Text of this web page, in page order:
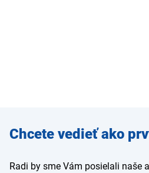
Zadajte
e-mail
Chcete vedieť ako
Radi by sme Vám posielali naše